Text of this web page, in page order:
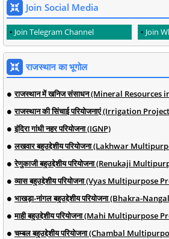
Join Social Media
Join Telegram Channel Join
राजस्थान का भूगोल
राजस्थान में खनिज संसाधन (Mineral Resources
राजस्थान की सिंचाई परियोजनाएं (Irrigation
इंदिरा गांधी नहर परियोजना (IGNP)
लखवार बहुउद्देशीय परियोजना (Lakhwar
रेणुकाजी बहुउद्देशीय परियोजना (Renukaji
व्यास बहुउद्देशीय परियोजना (Vyas Multipurpose
भाखड़ा-नांगल बहुउद्देशीय परियोजना (Bhakra-
माही बहुउद्देशीय परियोजना (Mahi Multipurpose
चम्बल बहुउद्देशीय परियोजना (Chambal